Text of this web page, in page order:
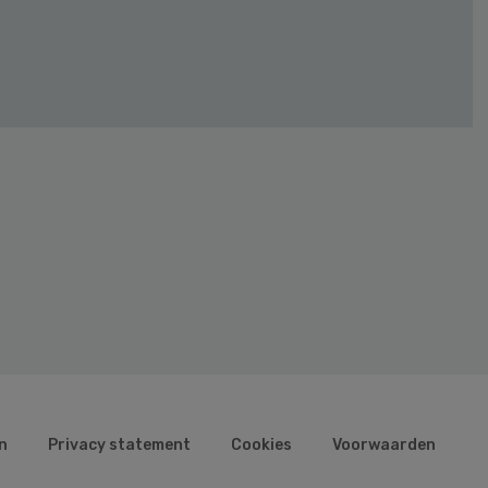
Privacy statement Cookies Voorwaarden